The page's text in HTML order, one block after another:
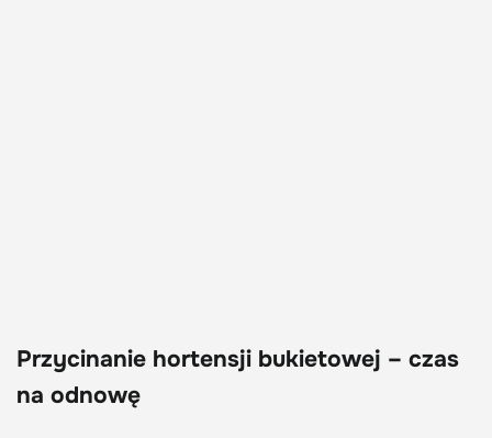
Przycinanie hortensji bukietowej – czas
na odnowę